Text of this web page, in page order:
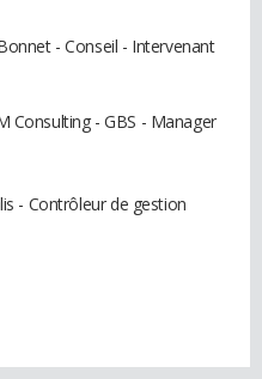
- Conseil - Intervenant
Consulting - GBS - Manager
- Contrôleur de gestion